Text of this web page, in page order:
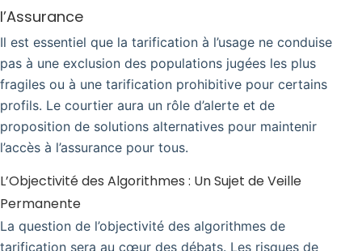
l’Assurance
Il est essentiel que la tarification à l’usage ne conduise
pas à une exclusion des populations jugées les plus
fragiles ou à une tarification prohibitive pour certains
profils. Le courtier aura un rôle d’alerte et de
proposition de solutions alternatives pour maintenir
l’accès à l’assurance pour tous.
L’Objectivité des Algorithmes : Un Sujet de Veille
Permanente
La question de l’objectivité des algorithmes de
tarification sera au cœur des débats. Les risques de